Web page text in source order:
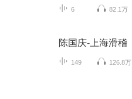
6 82.1万
陈国庆-上海滑稽
149 126.8万